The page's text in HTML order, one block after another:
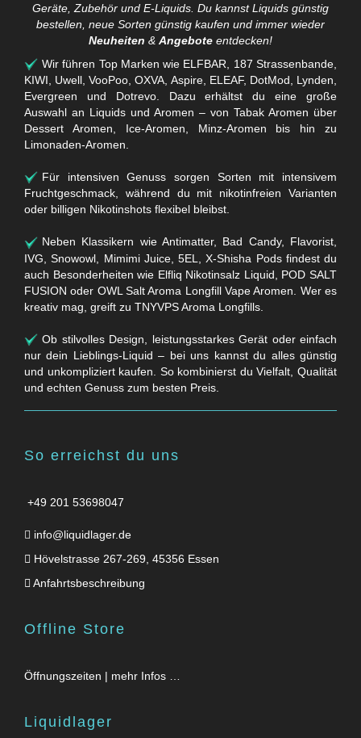
Geräte, Zubehör und E-Liquids. Du kannst Liquids günstig
bestellen, neue Sorten günstig kaufen und immer wieder
Neuheiten & Angebote entdecken!
Wir führen Top Marken wie ELFBAR, 187 Strassenbande,
KIWI, Uwell, VooPoo, OXVA, Aspire, ELEAF, DotMod, Lynden,
Evergreen und Dotrevo. Dazu erhältst du eine große
Auswahl an Liquids und Aromen – von Tabak Aromen über
Dessert Aromen, Ice-Aromen, Minz-Aromen bis hin zu
Limonaden-Aromen.
Für intensiven Genuss sorgen Sorten mit intensivem
Fruchtgeschmack, während du mit nikotinfreien Varianten
oder billigen Nikotinshots flexibel bleibst.
Neben Klassikern wie Antimatter, Bad Candy, Flavorist,
IVG, Snowowl, Mimimi Juice, 5EL, X-Shisha Pods findest du
auch Besonderheiten wie Elfliq Nikotinsalz Liquid, POD SALT
FUSION oder OWL Salt Aroma Longfill Vape Aromen. Wer es
kreativ mag, greift zu TNYVPS Aroma Longfills.
Ob stilvolles Design, leistungsstarkes Gerät oder einfach
nur dein Lieblings-Liquid – bei uns kannst du alles günstig
und unkompliziert kaufen. So kombinierst du Vielfalt, Qualität
und echten Genuss zum besten Preis.
So erreichst du uns
+49 201 53698047
info@liquidlager.de
Hövelstrasse 267-269, 45356 Essen
Anfahrtsbeschreibung
Offline Store
Öffnungszeiten | mehr Infos …
Liquidlager